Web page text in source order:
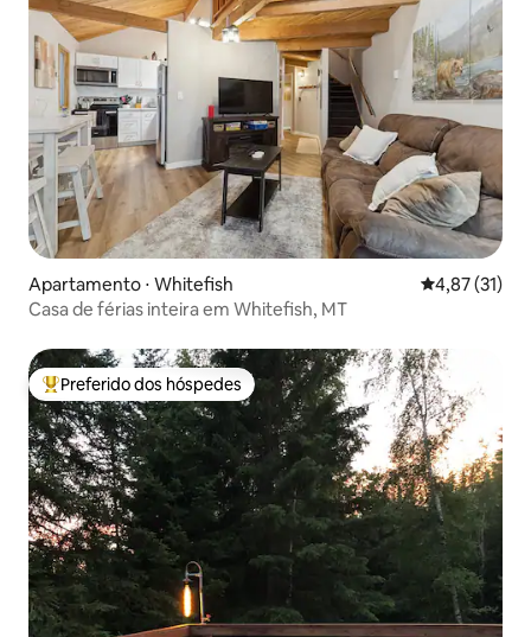
Apartamento ⋅ Whitefish 4,87 de uma
4,87 (31)
Casa de férias inteira em Whitefish, MT
Entre os melhores preferidos dos hóspedes
Preferido dos hóspedes